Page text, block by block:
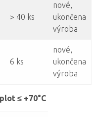
> 40 ks
nové,
ukončena
výroba
6 ks
nové,
ukončena
výroba
≤ +70°C